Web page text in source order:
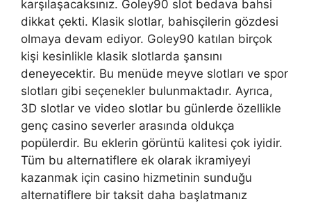
karşılaşacaksınız. Goley90 slot bedava bahsi
dikkat çekti. Klasik slotlar, bahisçilerin gözdesi
olmaya devam ediyor. Goley90 katılan birçok
kişi kesinlikle klasik slotlarda şansını
deneyecektir. Bu menüde meyve slotları ve spor
slotları gibi seçenekler bulunmaktadır. Ayrıca,
3D slotlar ve video slotlar bu günlerde özellikle
genç casino severler arasında oldukça
popülerdir. Bu eklerin görüntü kalitesi çok iyidir.
Tüm bu alternatiflere ek olarak ikramiyeyi
kazanmak için casino hizmetinin sunduğu
alternatiflere bir taksit daha başlatmanız